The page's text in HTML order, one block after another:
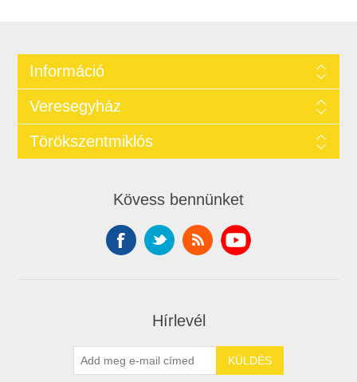
Információ
Veresegyház
Törökszentmiklós
Kövess bennünket
Hírlevél